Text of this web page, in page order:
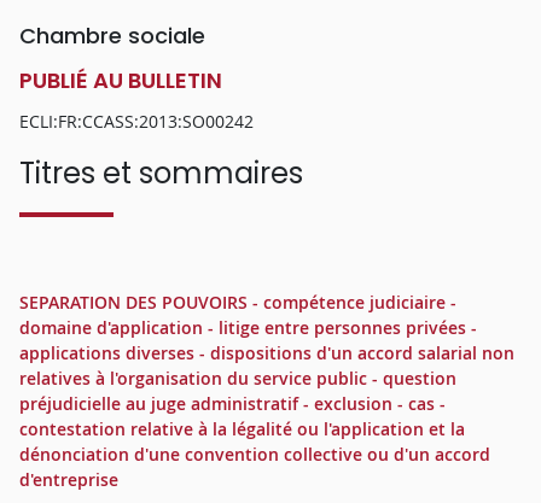
Chambre sociale
PUBLIÉ AU BULLETIN
ECLI:FR:CCASS:2013:SO00242
Titres et sommaires
SEPARATION DES POUVOIRS - compétence judiciaire -
domaine d'application - litige entre personnes privées -
applications diverses - dispositions d'un accord salarial non
relatives à l'organisation du service public - question
préjudicielle au juge administratif - exclusion - cas -
contestation relative à la légalité ou l'application et la
dénonciation d'une convention collective ou d'un accord
d'entreprise